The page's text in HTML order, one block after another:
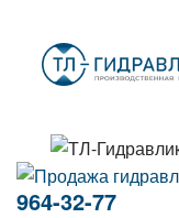
964-32-77